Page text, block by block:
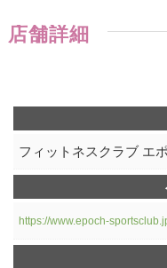
店舗詳細
フィットネスクラブ エ
https://www.epoch-